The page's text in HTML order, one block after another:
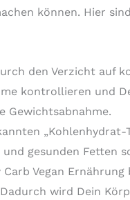
können. Hier
den Verzicht auf
kontrollieren und
Gewichtsabnahme.
gesunden Fetten
Carb Vegan
wird Dein